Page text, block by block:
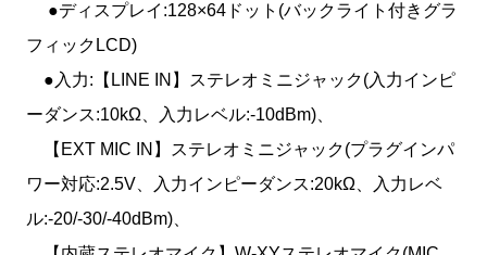
●ディスプレイ:128×64ドット(バックライト付きグラ
フィックLCD)
●入力:【LINE IN】ステレオミニジャック(入力インピ
ーダンス:10kΩ、入力レベル:-10dBm)、
【EXT MIC IN】ステレオミニジャック(プラグインパ
ワー対応:2.5V、入力インピーダンス:20kΩ、入力レベ
ル:-20/-30/-40dBm)、